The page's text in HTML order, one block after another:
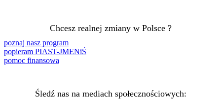
Chcesz realnej zmiany w Polsce ?
poznaj nasz program
popieram PIAST-JMENiŚ
pomoc finansowa
Śledź nas na mediach społecznościowych: